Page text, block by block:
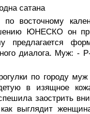
сатана
по восточному
ЮНЕСКО он
предлагается
диалога. Муж: -
по городу муж
в изящное
заострить
выглядит